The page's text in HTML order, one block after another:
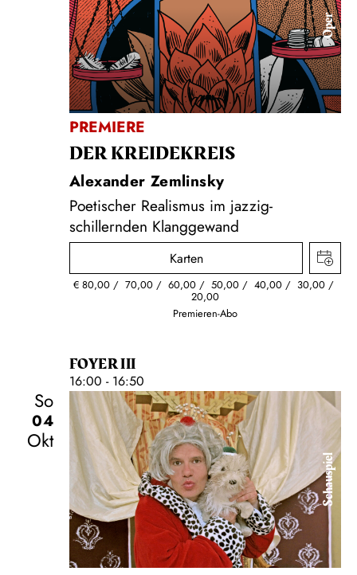
Oper
PREMIERE
DER KREIDE­KREIS
Alexander Zemlinsky
Poetischer Realismus im jazzig-
schillernden Klanggewand
Karten
€ 80,00 70,00 60,00 50,00 40,00 30,00
20,00
Premieren-Abo
FOYER III
16:00 - 16:50
So
04
Okt
Schauspiel